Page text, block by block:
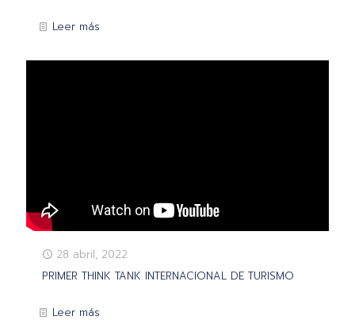
Leer más
28 abril, 2022
PRIMER THINK TANK INTERNACIONAL DE TURISMO
Leer más